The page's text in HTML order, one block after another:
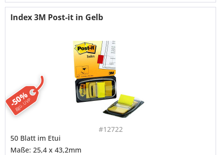
-50%
ggü. UVP
Index 3M Post-it in Gelb
#12722
50 Blatt im Etui
Maße: 25,4 x 43,2mm